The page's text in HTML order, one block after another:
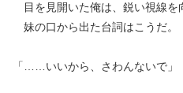
目を見開いた俺は、鋭い視線を
妹の口から出た台詞はこうだ。
「……いいから、さわんないで」